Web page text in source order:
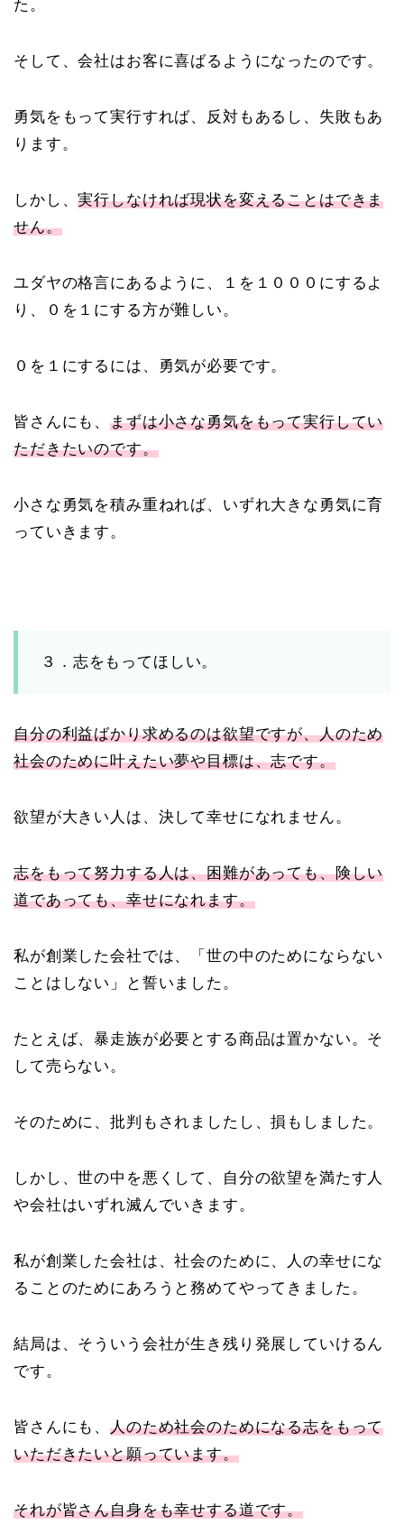
た。
そして、会社はお客に喜ばるようになったのです。
勇気をもって実行すれば、反対もあるし、失敗もあ
ります。
しかし、実行しなければ現状を変えることはできま
せん。
ユダヤの格言にあるように、１を１０００にするよ
り、０を１にする方が難しい。
０を１にするには、勇気が必要です。
皆さんにも、まずは小さな勇気をもって実行してい
ただきたいのです。
小さな勇気を積み重ねれば、いずれ大きな勇気に育
っていきます。
３．志をもってほしい。
自分の利益ばかり求めるのは欲望ですが、人のため
社会のために叶えたい夢や目標は、志です。
欲望が大きい人は、決して幸せになれません。
志をもって努力する人は、困難があっても、険しい
道であっても、幸せになれます。
私が創業した会社では、「世の中のためにならない
ことはしない」と誓いました。
たとえば、暴走族が必要とする商品は置かない。そ
して売らない。
そのために、批判もされましたし、損もしました。
しかし、世の中を悪くして、自分の欲望を満たす人
や会社はいずれ滅んでいきます。
私が創業した会社は、社会のために、人の幸せにな
ることのためにあろうと務めてやってきました。
結局は、そういう会社が生き残り発展していけるん
です。
皆さんにも、人のため社会のためになる志をもって
いただきたいと願っています。
それが皆さん自身をも幸せする道です。